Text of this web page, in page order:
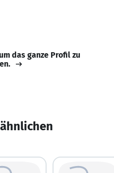
das ganze Profil zu